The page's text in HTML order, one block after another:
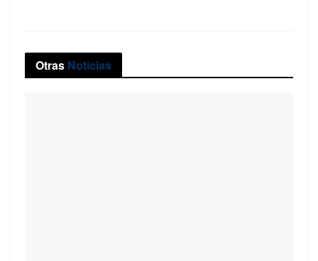
Otras Noticias